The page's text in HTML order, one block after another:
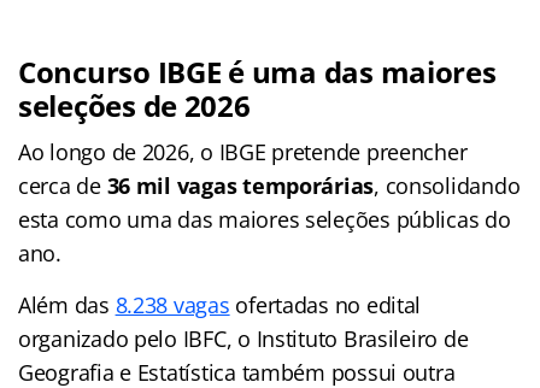
Concurso IBGE é uma das maiores
seleções de 2026
Ao longo de 2026, o IBGE pretende preencher
cerca de 36 mil vagas temporárias, consolidando
esta como uma das maiores seleções públicas do
ano.
Além das 8.238 vagas ofertadas no edital
organizado pelo IBFC, o Instituto Brasileiro de
Geografia e Estatística também possui outra